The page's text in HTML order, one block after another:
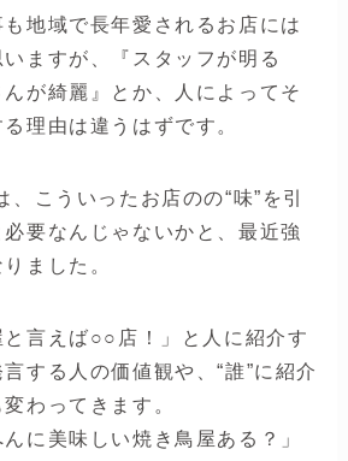
地域で長年愛されるお店には
ますが、『スタッフが明る
が綺麗』とか、人によってそ
理由は違うはずです。
こういったお店のの“味”を引
要なんじゃないかと、最近強
ました。
と言えば○○店！」と人に紹介す
する人の価値観や、“誰”に紹介
わってきます。
に美味しい焼き鳥屋ある？」